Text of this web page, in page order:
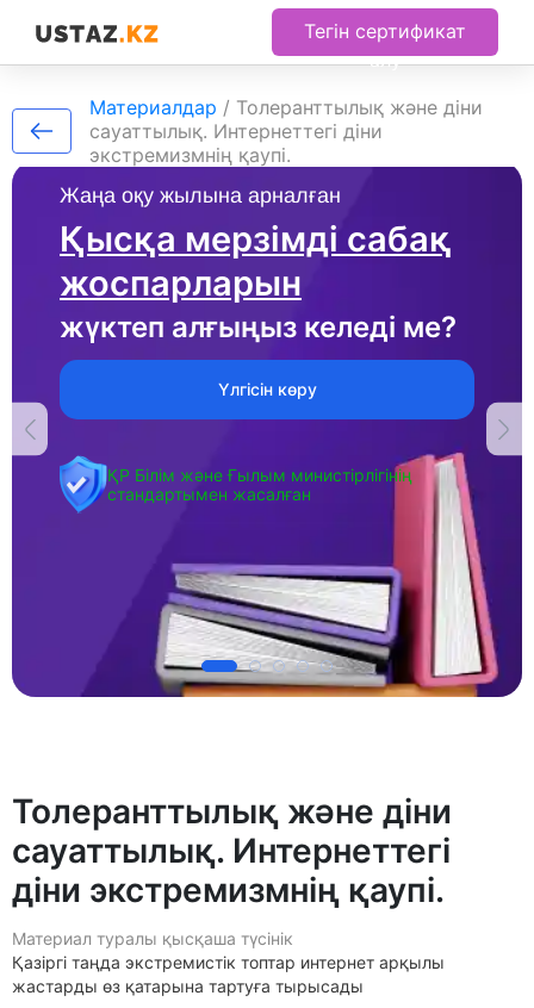
Тегін сертификат
алу
Жаңа оқу жылына арналған
Қысқа мерзімді сабақ
жоспарларын
жүктеп алғыңыз келеді ме?
Үлгісін көру
ҚР Білім және Ғылым министірлігінің
стандартымен жасалған
Материалдар / Толеранттылық және діни
сауаттылық. Интернеттегі діни
экстремизмнің қаупі.
Толеранттылық және діни
сауаттылық. Интернеттегі
діни экстремизмнің қаупі.
Материал туралы қысқаша түсінік
Қазіргі таңда экстремистік топтар интернет арқылы
жастарды өз қатарына тартуға тырысады